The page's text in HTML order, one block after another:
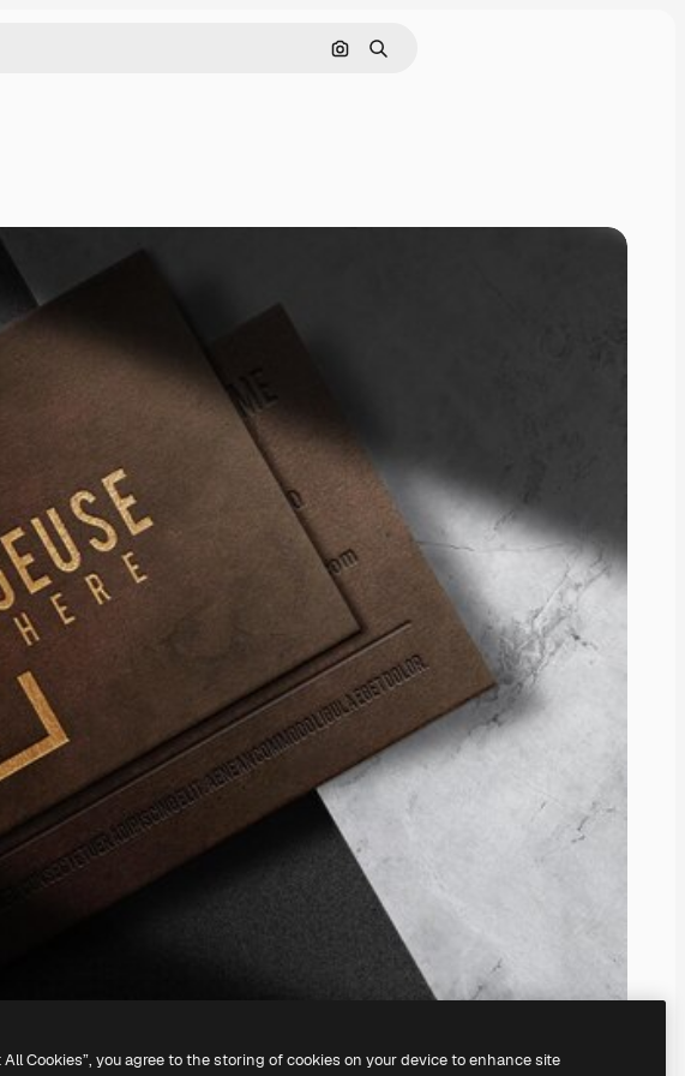
Cerca per immagine
Ricerca
Cookies”, you agree to the storing of cookies on your device to enhance site